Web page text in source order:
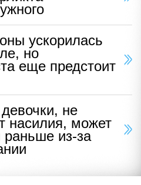
ускорилась
но
еще предстоит
не
насилия, может
из-за